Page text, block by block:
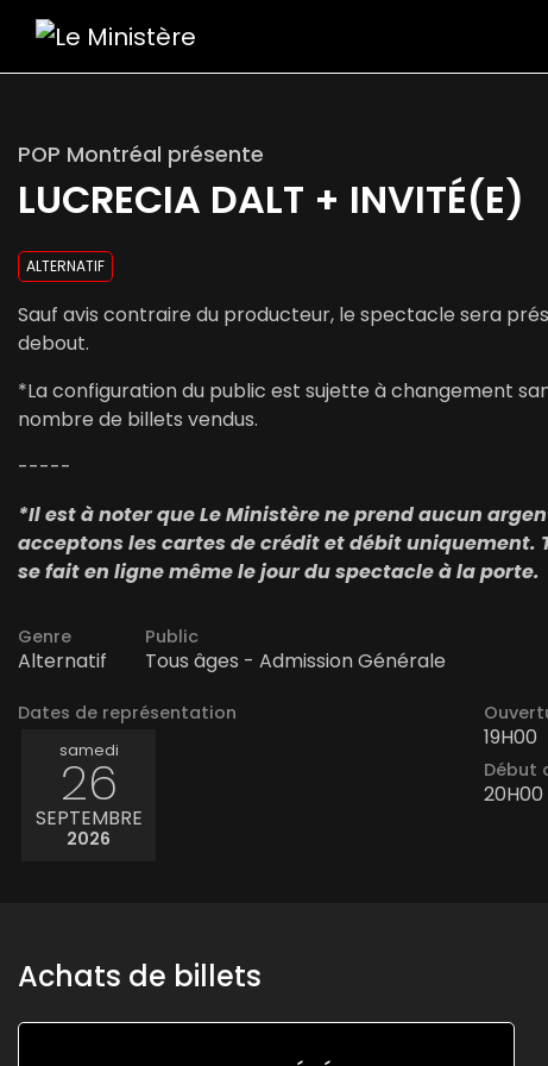
POP Montréal présente
LUCRECIA DALT + INVITÉ(E)
ALTERNATIF
Sauf avis contraire du producteur, le spectacle sera
debout.
*La configuration du public est sujette à changement
nombre de billets vendus.
-----
*Il est à noter que Le Ministère ne prend aucun
acceptons les cartes de crédit et débit uniquement.
se fait en ligne même le jour du spectacle à la porte.
Genre
Alternatif
Public
Tous âges - Admission Générale
Dates de représentation
samedi
26
SEPTEMBRE
2026
19H00
Début
20H00
Achats de billets